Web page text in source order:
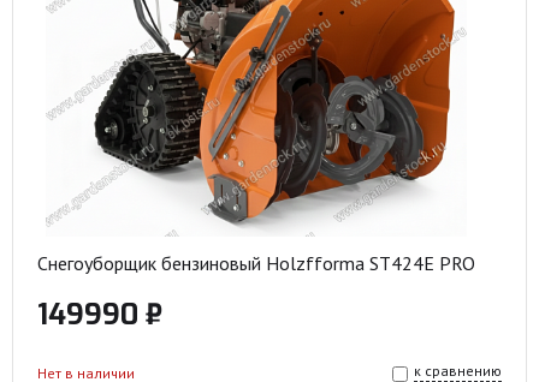
Снегоуборщик бензиновый Holzfforma ST424E PRO
149990 ₽
к сравнению
Нет в наличии